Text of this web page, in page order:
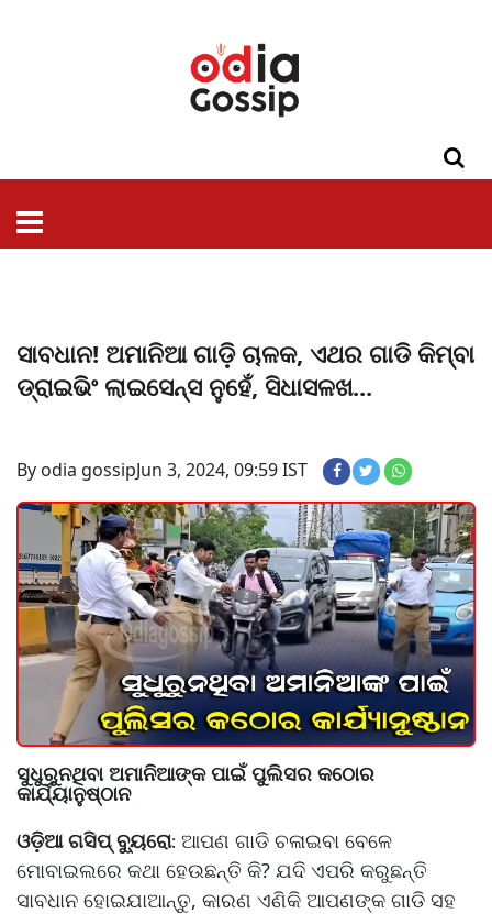
ସାବଧାନ! ଅମାନିଆ ଗାଡ଼ି ଚାଳକ, ଏଥର ଗାଡି କିମ୍ବା
ଡ୍ରାଇଭିଂ ଲାଇସେନ୍ସ ନୁହେଁ, ସିଧାସଳଖ...
By odia gossipJun 3, 2024, 09:59 IST
ସୁଧୁରୁନଥିବା ଅମାନିଆଙ୍କ ପାଇଁ ପୁଲିସର କଠୋର
କାର୍ଯ୍ୟାନୁଷ୍ଠାନ
ଓଡ଼ିଆ ଗସିପ୍ ବ୍ୟୁରୋ: ଆପଣ ଗାଡି ଚଳାଇବା ବେଳେ
ମୋବାଇଲରେ କଥା ହେଉଛନ୍ତି କି? ଯଦି ଏପରି କରୁଛନ୍ତି
ସାବଧାନ ହୋଇଯାଆନ୍ତୁ, କାରଣ ଏଣିକି ଆପଣଙ୍କ ଗାଡି ସହ